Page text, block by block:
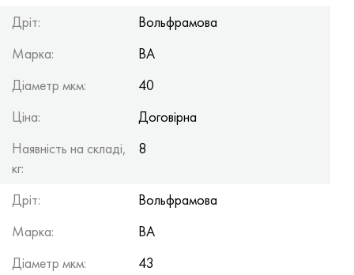
Дріт:
Вольфрамова
Марка:
ВА
Діаметр мкм:
40
Ціна:
Договірна
Наявність на складі,
кг:
8
Дріт:
Вольфрамова
Марка:
ВА
Діаметр мкм:
43